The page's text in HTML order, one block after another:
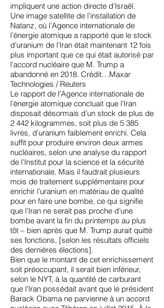
impliquent une action directe d’Israël.
Une image satellite de l’installation de
Natanz, où l’Agence internationale de
l’énergie atomique a rapporté que le stock
d’uranium de l’Iran était maintenant 12 fois
plus important que ce qui était autorisé par
l’accord nucléaire que M. Trump a
abandonné en 2018. Crédit…Maxar
Technologies / Reuters
Le rapport de l’Agence internationale de
l’énergie atomique concluait que l’Iran
disposait désormais d’un stock de plus de
2 442 kilogrammes, soit plus de 5 385
livres, d’uranium faiblement enrichi. Cela
suffit pour produire environ deux armes
nucléaires, selon une analyse du rapport
de l’Institut pour la science et la sécurité
internationale. Mais il faudrait plusieurs
mois de traitement supplémentaire pour
enrichir l’uranium en matériau de qualité
pour en faire une bombe, ce qui signifie
que l’Iran ne serait pas proche d’une
bombe avant la fin du printemps au plus
tôt – bien après que M. Trump aurait quitté
ses fonctions, [selon les résultats officiels
des dernières élections].
Bien que le montant de cet enrichissement
soit préoccupant, il serait bien inférieur,
selon le NYT, à la quantité de carburant
que l’Iran possédait avant que le président
Barack Obama ne parvienne à un accord